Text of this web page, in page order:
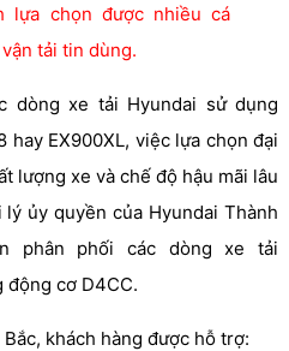
lựa chọn được nhiều cá
tải tin dùng.
dòng xe tải Hyundai sử dụng
hay EX900XL, việc lựa chọn đại
lượng xe và chế độ hậu mãi lâu
ủy quyền của Hyundai Thành
phân phối các dòng xe tải
động cơ D4CC.
khách hàng được hỗ trợ: